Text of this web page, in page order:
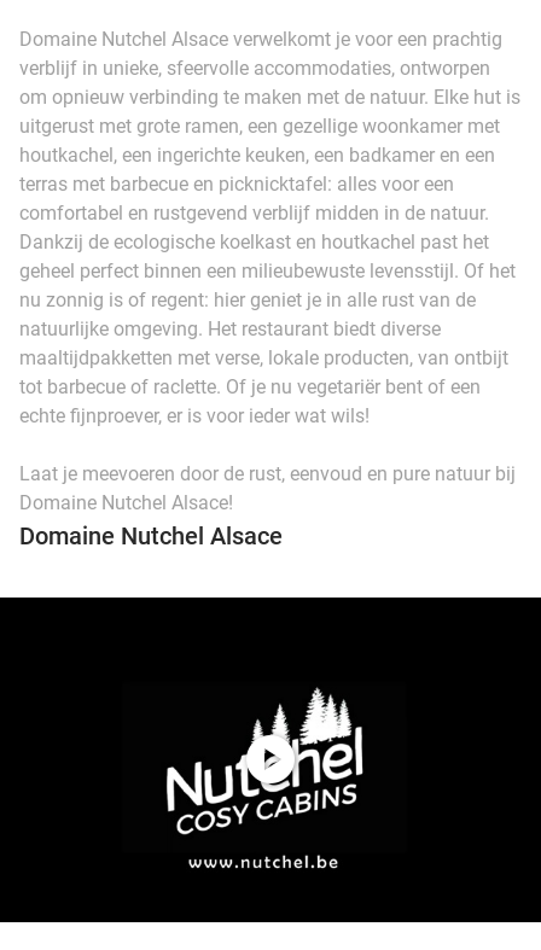
Domaine Nutchel Alsace verwelkomt je voor een prachtig
verblijf in unieke, sfeervolle accommodaties, ontworpen
om opnieuw verbinding te maken met de natuur. Elke hut is
uitgerust met grote ramen, een gezellige woonkamer met
houtkachel, een ingerichte keuken, een badkamer en een
terras met barbecue en picknicktafel: alles voor een
comfortabel en rustgevend verblijf midden in de natuur.
Dankzij de ecologische koelkast en houtkachel past het
geheel perfect binnen een milieubewuste levensstijl. Of het
nu zonnig is of regent: hier geniet je in alle rust van de
natuurlijke omgeving. Het restaurant biedt diverse
maaltijdpakketten met verse, lokale producten, van ontbijt
tot barbecue of raclette. Of je nu vegetariër bent of een
echte fijnproever, er is voor ieder wat wils!
Laat je meevoeren door de rust, eenvoud en pure natuur bij
Domaine Nutchel Alsace!
Domaine Nutchel Alsace
play_circle